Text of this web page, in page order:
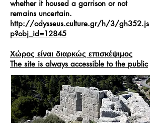
whether it housed a garrison or not
remains uncertain.
http://odysseus.culture.gr/h/3/gh352.js
p?obj_id=12845
Χώρος είναι διαρκώς επισκέψιμος
The site is always accessible to the public